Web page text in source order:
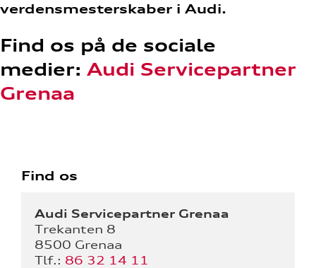
verdensmesterskaber i Audi.
Find os på de sociale
medier: Audi Servicepartner
Grenaa
Find os
Audi Servicepartner Grenaa
Trekanten 8
8500 Grenaa
Tlf.: 86 32 14 11